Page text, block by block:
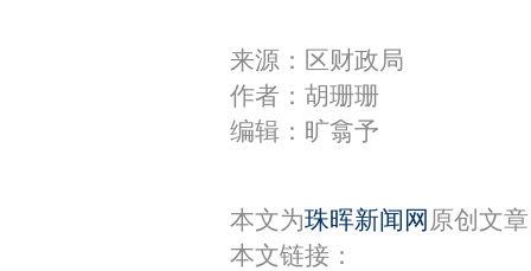
来源：区财政局
作者：胡珊珊
编辑：旷翕予
本文为珠晖新闻网 原创文
本文链接：